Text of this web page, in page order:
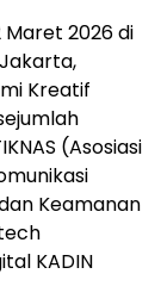
2026 di
Kreatif
(Asosiasi
Keamanan
KADIN